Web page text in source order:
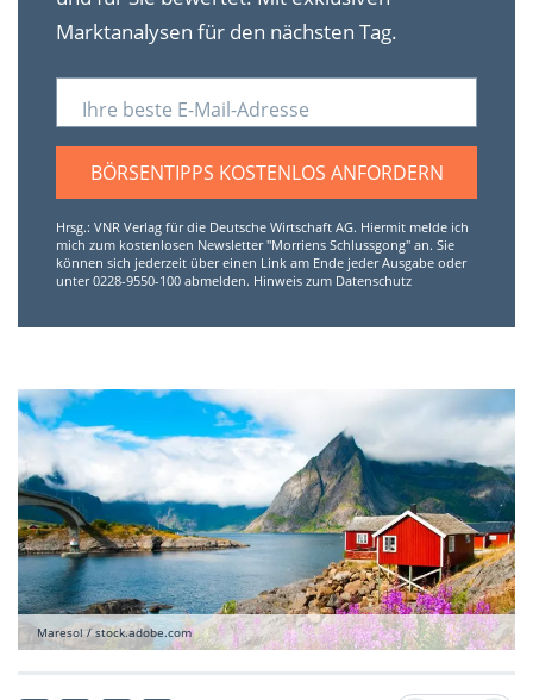
Marktanalysen für den nächsten Tag.
Ihre beste E-Mail-Adresse
BÖRSENTIPPS KOSTENLOS ANFORDERN
Hrsg.: VNR Verlag für die Deutsche Wirtschaft AG. Hiermit melde ich
mich zum kostenlosen Newsletter "Morriens Schlussgong" an. Sie
können sich jederzeit über einen Link am Ende jeder Ausgabe oder
unter 0228-9550-100 abmelden. Hinweis zum Datenschutz
Maresol / stock.adobe.com